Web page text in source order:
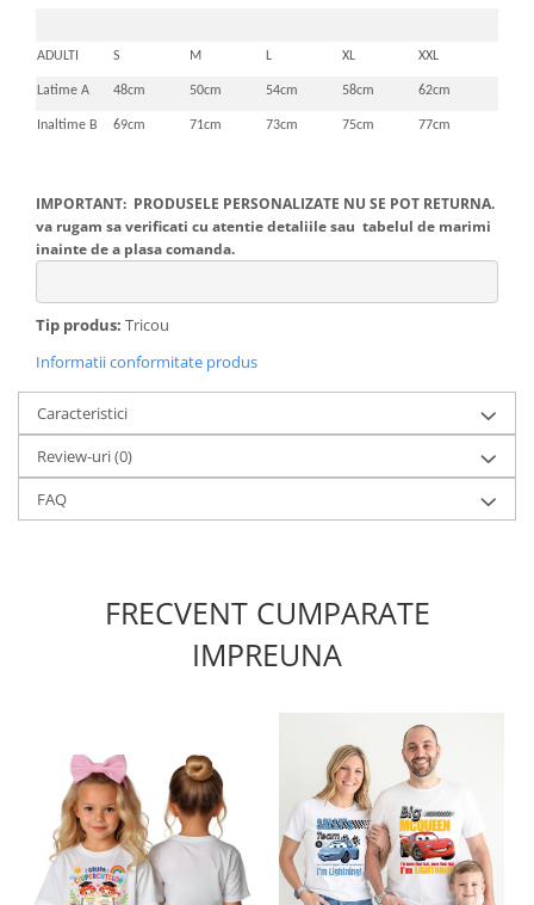
ADULTI S M L XL XXL
Latime A 48cm 50cm 54cm 58cm 62cm
Inaltime B 69cm 71cm 73cm 75cm 77cm
IMPORTANT: PRODUSELE PERSONALIZATE NU SE POT RETURNA.
va rugam sa verificati cu atentie detaliile sau tabelul de marimi
inainte de a plasa comanda.
Tip produs: Tricou
Informatii conformitate produs
Caracteristici
Review-uri(0)
FAQ
FRECVENT CUMPARATE
IMPREUNA